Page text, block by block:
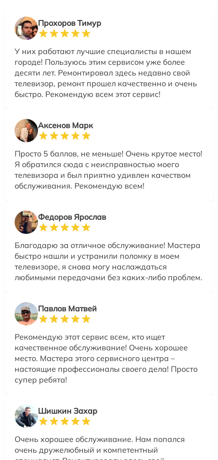
Прохоров Тимур
У них работают лучшие специалисты в нашем
городе! Пользуюсь этим сервисом уже более
десяти лет. Ремонтировал здесь недавно свой
телевизор, ремонт прошел качественно и очень
быстро. Рекомендую всем этот сервис!
Аксенов Марк
Просто 5 баллов, не меньше! Очень крутое место!
Я обратился сюда с неисправностью моего
телевизора и был приятно удивлен качеством
обслуживания. Рекомендую всем!
Федоров Ярослав
Благодарю за отличное обслуживание! Мастера
быстро нашли и устранили поломку в моем
телевизоре, я снова могу наслаждаться
любимыми передачами без каких-либо проблем.
Павлов Матвей
Рекомендую этот сервис всем, кто ищет
качественное обслуживание! Очень хорошее
место. Мастера этого сервисного центра –
настоящие профессионалы своего дела! Просто
супер ребята!
Шишкин Захар
Очень хорошее обслуживание. Нам попался
очень дружелюбный и компетентный